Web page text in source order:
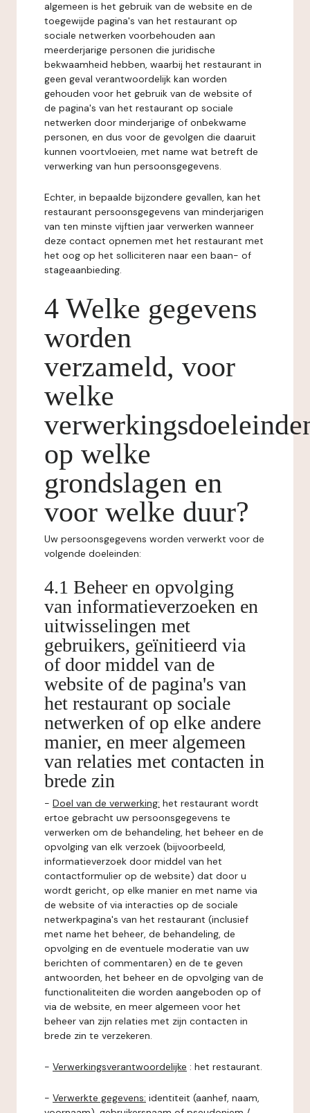
algemeen is het gebruik van de website en de
toegewijde pagina's van het restaurant op
sociale netwerken voorbehouden aan
meerderjarige personen die juridische
bekwaamheid hebben, waarbij het restaurant in
geen geval verantwoordelijk kan worden
gehouden voor het gebruik van de website of
de pagina's van het restaurant op sociale
netwerken door minderjarige of onbekwame
personen, en dus voor de gevolgen die daaruit
kunnen voortvloeien, met name wat betreft de
verwerking van hun persoonsgegevens.
Echter, in bepaalde bijzondere gevallen, kan het
restaurant persoonsgegevens van minderjarigen
van ten minste vijftien jaar verwerken wanneer
deze contact opnemen met het restaurant met
het oog op het solliciteren naar een baan- of
stageaanbieding.
4 Welke gegevens
worden
verzameld, voor
welke
op welke
grondslagen en
voor welke duur?
Uw persoonsgegevens worden verwerkt voor de
volgende doeleinden:
4.1 Beheer en opvolging
van informatieverzoeken en
uitwisselingen met
gebruikers, geïnitieerd via
of door middel van de
website of de pagina's van
het restaurant op sociale
netwerken of op elke andere
manier, en meer algemeen
van relaties met contacten in
brede zin
- Doel van de verwerking: het restaurant wordt
ertoe gebracht uw persoonsgegevens te
verwerken om de behandeling, het beheer en de
opvolging van elk verzoek (bijvoorbeeld,
informatieverzoek door middel van het
contactformulier op de website) dat door u
wordt gericht, op elke manier en met name via
de website of via interacties op de sociale
netwerkpagina's van het restaurant (inclusief
met name het beheer, de behandeling, de
opvolging en de eventuele moderatie van uw
berichten of commentaren) en de te geven
antwoorden, het beheer en de opvolging van de
functionaliteiten die worden aangeboden op of
via de website, en meer algemeen voor het
beheer van zijn relaties met zijn contacten in
brede zin te verzekeren.
- Verwerkingsverantwoordelijke : het restaurant.
- Verwerkte gegevens: identiteit (aanhef, naam,